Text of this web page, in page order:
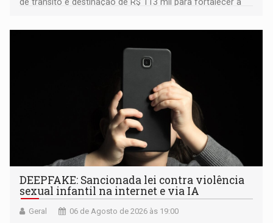
DEEPFAKE: Sancionada lei contra violência
sexual infantil na internet e via IA
Geral 06 de Agosto de 2026 às 19:00